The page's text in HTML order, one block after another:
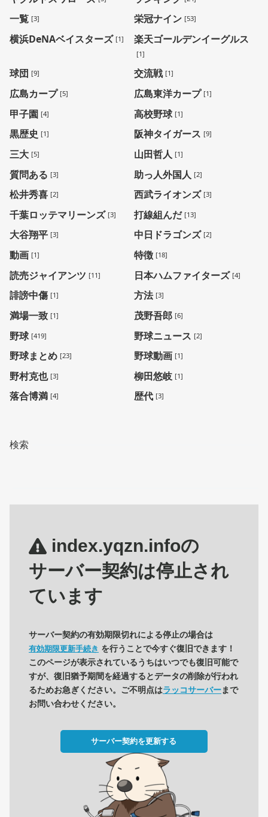
一覧 [3] 栄冠ナイン [53]
横浜DeNAベイスターズ [1] 楽天ゴールデンイーグルス
[1]
球団 [9] 交流戦 [1]
広島カープ [5] 広島東洋カープ [1]
甲子園 [4] 高校野球 [1]
黒歴史 [1] 阪神タイガース [9]
三大 [5] 山田哲人 [1]
質問ある [3] 助っ人外国人 [2]
松井秀喜 [2] 西武ライオンズ [3]
千葉ロッテマリーンズ [3] 打線組んだ [13]
大谷翔平 [3] 中日ドラゴンズ [2]
動画 [1] 特徴 [18]
読売ジャイアンツ [11] 日本ハムファイターズ [4]
誹謗中傷 [1] 方法 [3]
満場一致 [1] 茂野吾郎 [6]
野球 [419] 野球ニュース [2]
野球まとめ [23] 野球動画 [1]
野村克也 [3] 柳田悠岐 [1]
落合博満 [4] 歴代 [3]
検索